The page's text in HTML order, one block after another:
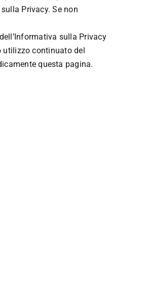
Privacy. Se non
sulla Privacy
utilizzo continuato del
questa pagina.